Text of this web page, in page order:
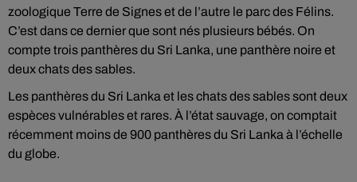
zoologique Terre de Signes et de l’autre le parc des Félins.
C’est dans ce dernier que sont nés plusieurs bébés. On
compte trois panthères du Sri Lanka, une panthère noire et
deux chats des sables.
Les panthères du Sri Lanka et les chats des sables sont deux
espèces vulnérables et rares. À l’état sauvage, on comptait
récemment moins de 900 panthères du Sri Lanka à l’échelle
du globe.